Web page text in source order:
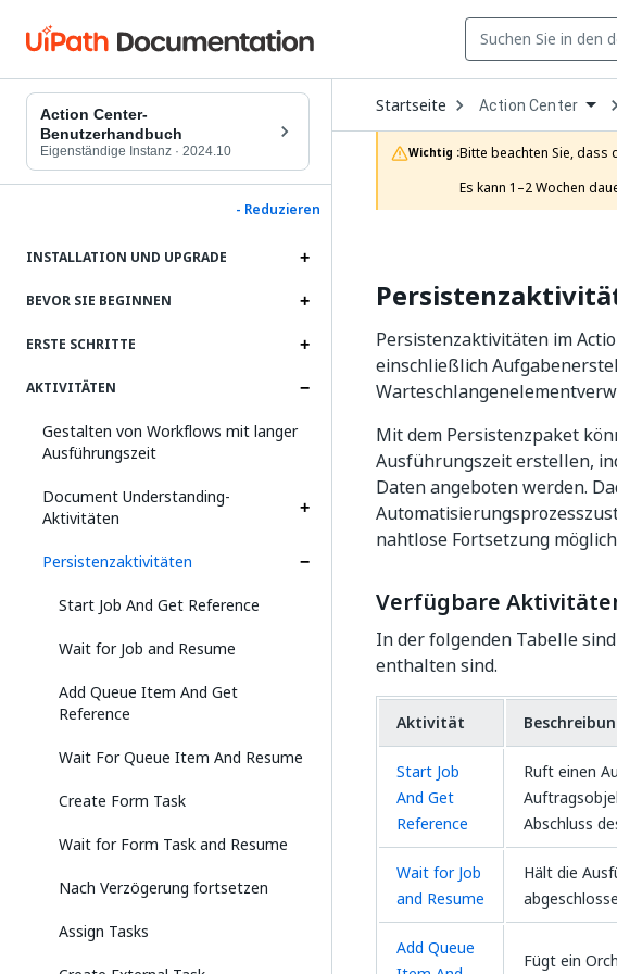
Action Center-
Benutzerhandbuch
Eigenständige Instanz · 2024.10
- Reduzieren
INSTALLATION UND UPGRADE
BEVOR SIE BEGINNEN
ERSTE SCHRITTE
AKTIVITÄTEN
Gestalten von Workflows mit langer
Ausführungszeit
Document Understanding-
Aktivitäten
Persistenzaktivitäten
Start Job And Get Reference
Wait for Job and Resume
Add Queue Item And Get
Reference
Wait For Queue Item And Resume
Create Form Task
Wait for Form Task and Resume
Nach Verzögerung fortsetzen
Assign Tasks
Startseite Open
Dropdown
to
choose
product
Action Center
Wichtig :Bitte beachten Sie,
Es kann 1–2 Wochen
Persistenzaktivitäten im
einschließlich
Mit dem Persistenzpaket
Ausführungszeit erstellen,
Daten angeboten werden.
nahtlose Fortsetzung
Verfügbare
In der folgenden Tabelle
enthalten sind.
Aktivität
Start Job
And Get
Reference
Ruft einen
Abschluss
Wait for Job
and Resume
Hält die
Add Queue
Fügt ein